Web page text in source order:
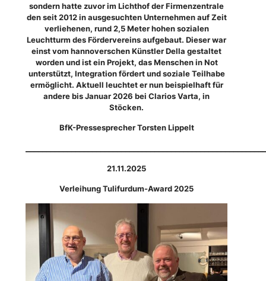
sondern hatte zuvor im Lichthof der Firmenzentrale
den seit 2012 in ausgesuchten Unternehmen auf Zeit
verliehenen, rund 2,5 Meter hohen sozialen
Leuchtturm des Fördervereins aufgebaut. Dieser war
einst vom hannoverschen Künstler Della gestaltet
worden und ist ein Projekt, das Menschen in Not
unterstützt, Integration fördert und soziale Teilhabe
ermöglicht. Aktuell leuchtet er nun beispielhaft für
andere bis Januar 2026 bei Clarios Varta, in
Stöcken.
BfK-Pressesprecher Torsten Lippelt
21.11.2025
Verleihung Tulifurdum-Award 2025